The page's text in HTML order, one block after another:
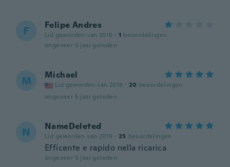
F Felipe Andres
Lid geworden van 2016 · 1 beoordelingen
ongeveer 5 jaar geleden
M Michael
Lid geworden van 2018 · 20 beoordelingen
ongeveer 5 jaar geleden
N NameDeleted
Lid geworden van 2019 · 25 beoordelingen
Efficente e rapido nella ricarica
ongeveer 5 jaar geleden